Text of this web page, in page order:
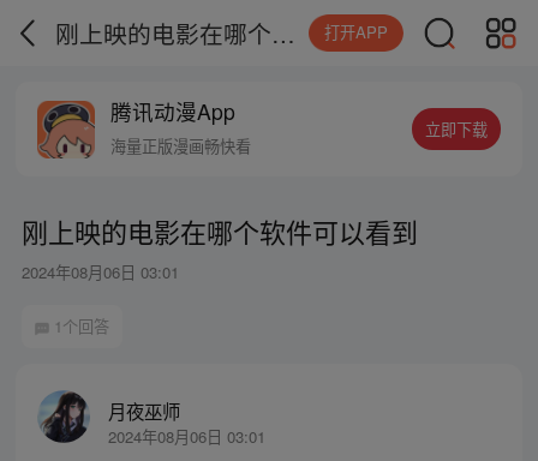
刚上映的电影在哪个软件可以看到 打开APP
腾讯动漫App
海量正版漫画畅快看
立即下载
刚上映的电影在哪个软件可以看到
2024年08月06日 03:01
1个回答
月夜巫师
2024年08月06日 03:01